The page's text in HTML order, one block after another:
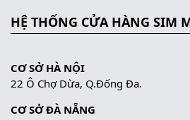
HỆ THỐNG CỬA HÀNG SIM
CƠ SỞ HÀ NỘI
22 Ô Chợ Dừa, Q.Đống Đa.
CƠ SỞ ĐÀ NẴNG